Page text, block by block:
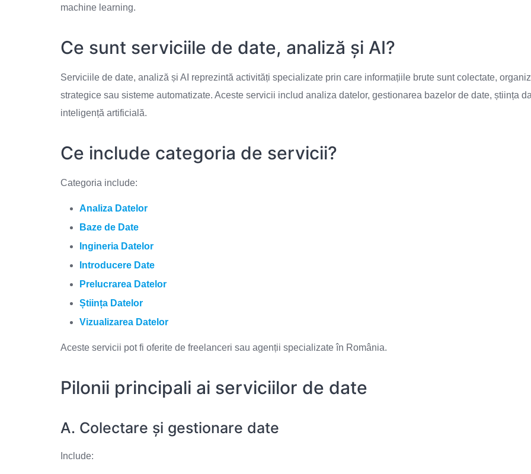
machine learning.
Ce sunt serviciile de date, analiză și AI?
Serviciile de date, analiză și AI reprezintă activități specializate prin care informațiile brute sunt colectate,
strategice sau sisteme automatizate. Aceste servicii includ analiza datelor, gestionarea bazelor de date, știința
inteligență artificială.
Ce include categoria de servicii?
Categoria include:
Analiza Datelor
Baze de Date
Ingineria Datelor
Introducere Date
Prelucrarea Datelor
Știința Datelor
Vizualizarea Datelor
Aceste servicii pot fi oferite de freelanceri sau agenții specializate în România.
Pilonii principali ai serviciilor de date
A. Colectare și gestionare date
Include: